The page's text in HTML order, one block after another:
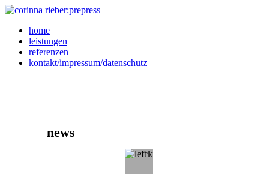
home
leistungen
referenzen
kontakt/impressum/datenschutz
news